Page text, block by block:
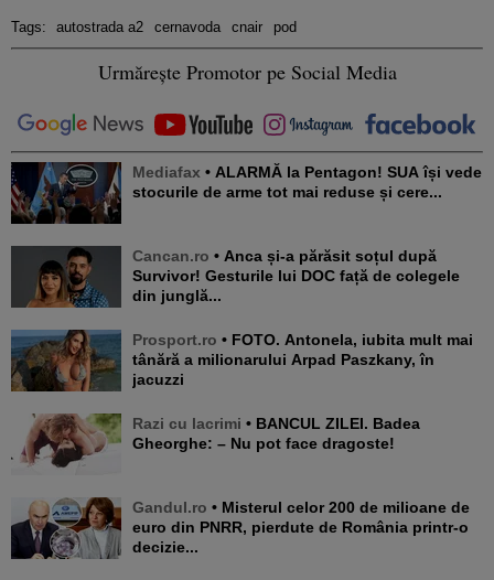
Tags: autostrada a2 cernavoda cnair pod
Urmărește Promotor pe Social Media
Mediafax • ALARMĂ la Pentagon! SUA își vede
stocurile de arme tot mai reduse și cere...
Cancan.ro • Anca și-a părăsit soțul după
Survivor! Gesturile lui DOC față de colegele
din junglă...
Prosport.ro • FOTO. Antonela, iubita mult mai
tânără a milionarului Arpad Paszkany, în
jacuzzi
Razi cu lacrimi • BANCUL ZILEI. Badea
Gheorghe: – Nu pot face dragoste!
Gandul.ro • Misterul celor 200 de milioane de
euro din PNRR, pierdute de România printr-o
decizie...